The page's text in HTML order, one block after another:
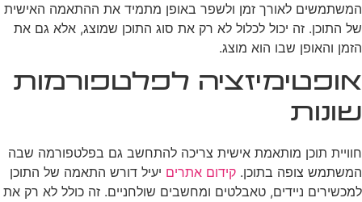
המשתמשים לאורך זמן ולשפר באופן מתמיד את ההתאמה האישית
של התוכן. זה יכול לכלול לא רק את סוג התוכן שמוצג, אלא גם את
הזמן והאופן שבו הוא מוצג.
אופטימיזציה לפלטפורמות
שונות
חוויית תוכן מותאמת אישית צריכה להתחשב גם בפלטפורמה שבה
המשתמש צופה בתוכן. קידום אתרים יעיל דורש התאמה של התוכן
למכשירים ניידים, טאבלטים ומחשבים שולחניים. זה כולל לא רק את